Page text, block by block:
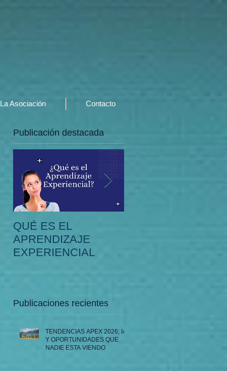
La Asociación Contacto
Publicación destacada
QUÉ ES EL
APRENDIZAJE
EXPERIENCIAL
Publicaciones recientes
TENDENCIAS APEX 2026; IA
Y OPORTUNIDADES QUE
NADIE ESTA VIENDO